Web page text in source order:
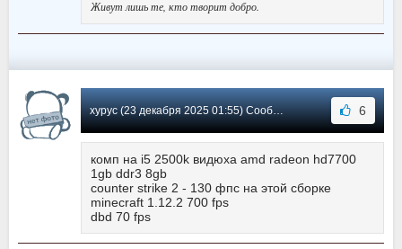
Живут лишь те, кто творит добро.
хурус (23 декабря 2025 01:55) Сообщение #1 6
комп на i5 2500k видюха amd radeon hd7700
1gb ddr3 8gb
counter strike 2 - 130 фпс на этой сборке
minecraft 1.12.2 700 fps
dbd 70 fps